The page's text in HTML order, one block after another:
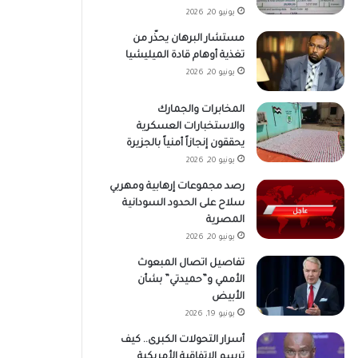
يونيو 20, 2026
مستشار البرهان يحذّر من
تغذية أوهام قادة الميليشيا
يونيو 20, 2026
المخابرات والجمارك
والاستخبارات العسكرية
يحققون إنجازاً أمنياً بالجزيرة
يونيو 20, 2026
رصد مجموعات إرهابية ومهربي
سلاح على الحدود السودانية
المصرية
يونيو 20, 2026
تفاصيل اتصال المبعوث
الأممي و”حميدتي” بشأن
الأبيض
يونيو 19, 2026
أسرار التحولات الكبرى.. كيف